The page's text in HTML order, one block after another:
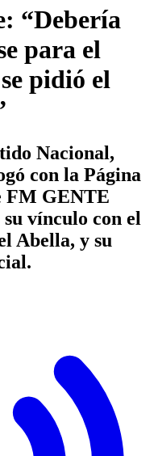
“Debería
para el
pidió el
Nacional,
con la Página
FM GENTE
vínculo con el
Abella, y su